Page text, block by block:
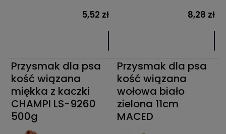
5,52 zł 8,28 zł
Przysmak dla psa
kość wiązana
miękka z kaczki
CHAMPI LS-9260
500g
Przysmak dla psa
kość wiązana
wołowa biało
zielona 11cm
MACED